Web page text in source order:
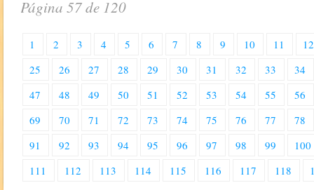
Página 57 de 120
1 2 3 4 5 6 7 8 9 10 11
12
25
26 27 28 29 30 31 32 33
34
47
48 49 50 51 52 53 54 55
56
69
70 71 72 73 74 75 76 77
78
91
92 93 94 95 96 97 98 99
100
111
112 113 114 115 116 117 118